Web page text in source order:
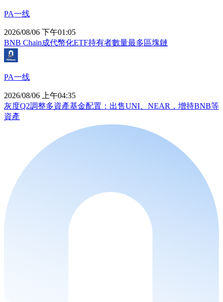
PA一线
2026/08/06 下午01:05
BNB Chain成代幣化ETF持有者數量最多區塊鏈
PA一线
2026/08/06 上午04:35
灰度Q2調整多資產基金配置：出售UNI、NEAR，增持BNB等
資產